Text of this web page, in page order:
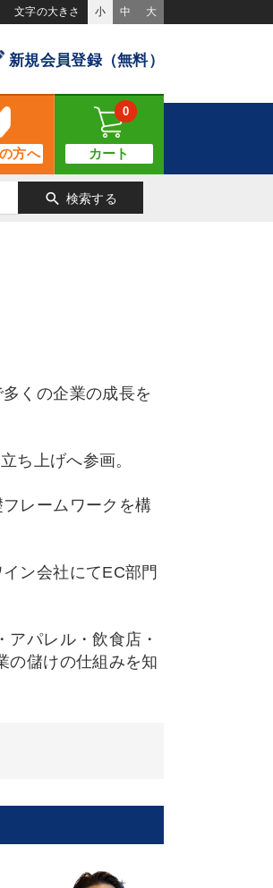
文字の大きさ 小 中 大
新規会員登録（無料）
方へ カート
0
search 検索する
くの企業の成長を
ち上げへ参画。
レームワークを構
ン会社にてEC部門
パレル・飲食店・
の儲けの仕組みを知